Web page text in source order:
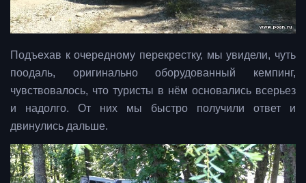
Подъехав к очередному перекрестку, мы увидели, чуть
поодаль, оригинально оборудованный кемпинг,
чувствовалось, что туристы в нём основались всерьез
и надолго. От них мы быстро получили ответ и
двинулись дальше.